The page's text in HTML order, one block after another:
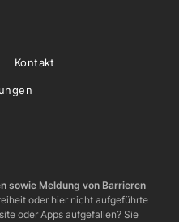
Kontakt
sowie Meldung von Barrieren
oder hier nicht aufgeführte
oder Apps aufgefallen? Sie